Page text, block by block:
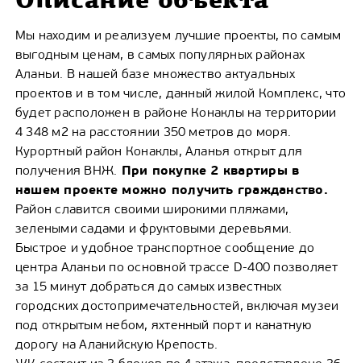
Мы находим и реализуем лучшие проекты, по самым
выгодным ценам, в самых популярных районах
Аланьи. В нашей базе множество актуальных
проектов и в том числе, данный жилой Комплекс, что
будет расположен в районе Конаклы на территории
4 348 м2 на расстоянии 350 метров до моря.
Курортный район Конаклы, Аланья открыт для
получения ВНЖ. При покупке 2 квартиры в
нашем проекте можно получить гражданство.
Район славится своими широкими пляжами,
зелеными садами и фруктовыми деревьями.
Быстрое и удобное транспортное сообщение до
центра Аланьи по основной трассе D-400 позволяет
за 15 минут добраться до самых известных
городских достопримечательностей, включая музеи
под открытым небом, яхтенный порт и канатную
дорогу на Аланийскую Крепость.